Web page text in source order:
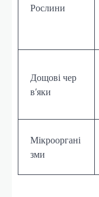
Рослини
Дощові чер
в’яки
Мікрооргані
зми